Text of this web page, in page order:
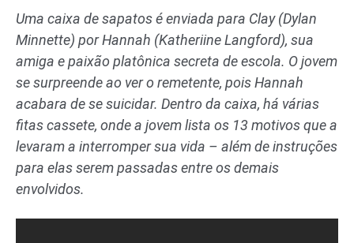
Uma caixa de sapatos é enviada para Clay (Dylan
Minnette) por Hannah (Katheriine Langford), sua
amiga e paixão platônica secreta de escola. O jovem
se surpreende ao ver o remetente, pois Hannah
acabara de se suicidar. Dentro da caixa, há várias
fitas cassete, onde a jovem lista os 13 motivos que a
levaram a interromper sua vida – além de instruções
para elas serem passadas entre os demais
envolvidos.